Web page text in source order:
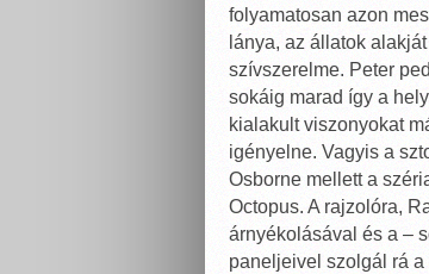
folyamatosan azon
lánya, az állatok
szívszerelme. Peter
sokáig marad így a
kialakult viszonyokat
igényelne. Vagyis a
Osborne mellett a
Octopus. A rajzolóra,
árnyékolásával és a –
paneljeivel szolgál rá